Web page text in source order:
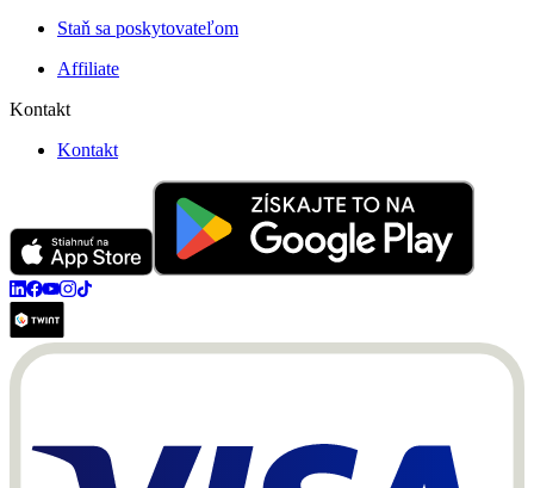
Staň sa poskytovateľom
Affiliate
Kontakt
Kontakt